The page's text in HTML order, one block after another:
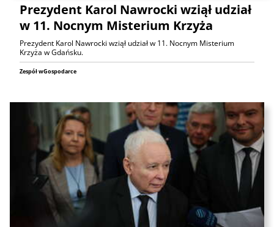
Prezydent Karol Nawrocki wziął udział
w 11. Nocnym Misterium Krzyża
Prezydent Karol Nawrocki wziął udział w 11. Nocnym Misterium
Krzyża w Gdańsku.
Zespół wGospodarce